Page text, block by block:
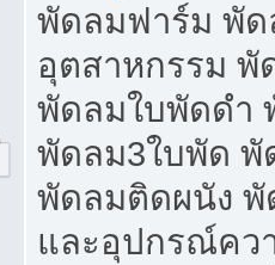
พัดลมฟาร์ม พัด
อุตสาหกรรม
พัดลมใบพัดดำ
พัดลม3ใบพัด พั
พัดลมติดผนัง
และอุปกรณ์คว